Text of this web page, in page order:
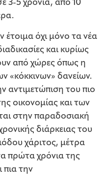
3-5 χρόνια, από 10
έτοιμα όχι μόνο τα νέα
και κυρίως
από χώρες όπως η
«κόκκινων» δανείων.
αντιμετώπιση του πιο
οικονομίας και των
στην παραδοσιακή
διάρκειας του
χάριτος, μέτρα
πρώτα χρόνια της
πια την